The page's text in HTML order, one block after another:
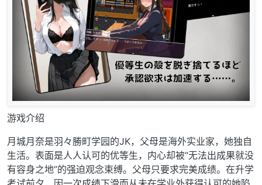
游戏介绍
月城月奈是羽々勝町学园的JK，父母是海外实业家，她独自
生活。表面是人人认可的优等生，内心却被“无法出成果就没
有容身之地”的强迫观念束缚。父母只要求完美成绩。在升学